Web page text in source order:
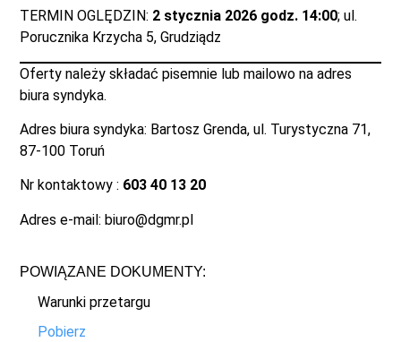
TERMIN OGLĘDZIN: 2 stycznia 2026 godz. 14:00; ul.
Porucznika Krzycha 5, Grudziądz
Oferty należy składać pisemnie lub mailowo na adres
biura syndyka.
Adres biura syndyka: Bartosz Grenda, ul. Turystyczna 71,
87-100 Toruń
Nr kontaktowy : 603 40 13 20
Adres e-mail: biuro@dgmr.pl
POWIĄZANE DOKUMENTY:
Warunki przetargu
Pobierz